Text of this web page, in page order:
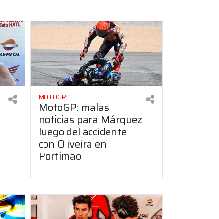
MOTOGP
MotoGP: malas
noticias para Márquez
luego del accidente
con Oliveira en
Portimão